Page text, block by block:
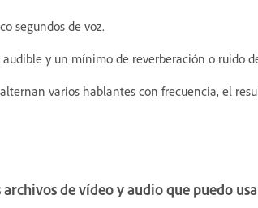
segundos de voz.
y un mínimo de reverberación o ruido
varios hablantes con frecuencia, el
archivos de vídeo y audio que puedo